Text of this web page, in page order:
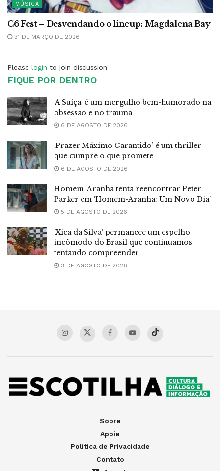
MÚSICA
C6 Fest – Desvendando o lineup: Magdalena Bay
31 DE MARÇO DE 2026
Please login to join discussion
FIQUE POR DENTRO
‘A Suíça’ é um mergulho bem-humorado na
obsessão e no trauma
6 DE AGOSTO DE 2026
‘Prazer Máximo Garantido’ é um thriller
que cumpre o que promete
6 DE AGOSTO DE 2026
Homem-Aranha tenta reencontrar Peter
Parker em ‘Homem-Aranha: Um Novo Dia’
5 DE AGOSTO DE 2026
‘Xica da Silva’ permanece um espelho
incômodo do Brasil que continuamos
tentando compreender
3 DE AGOSTO DE 2026
Sobre
Apoie
Política de Privacidade
Contato